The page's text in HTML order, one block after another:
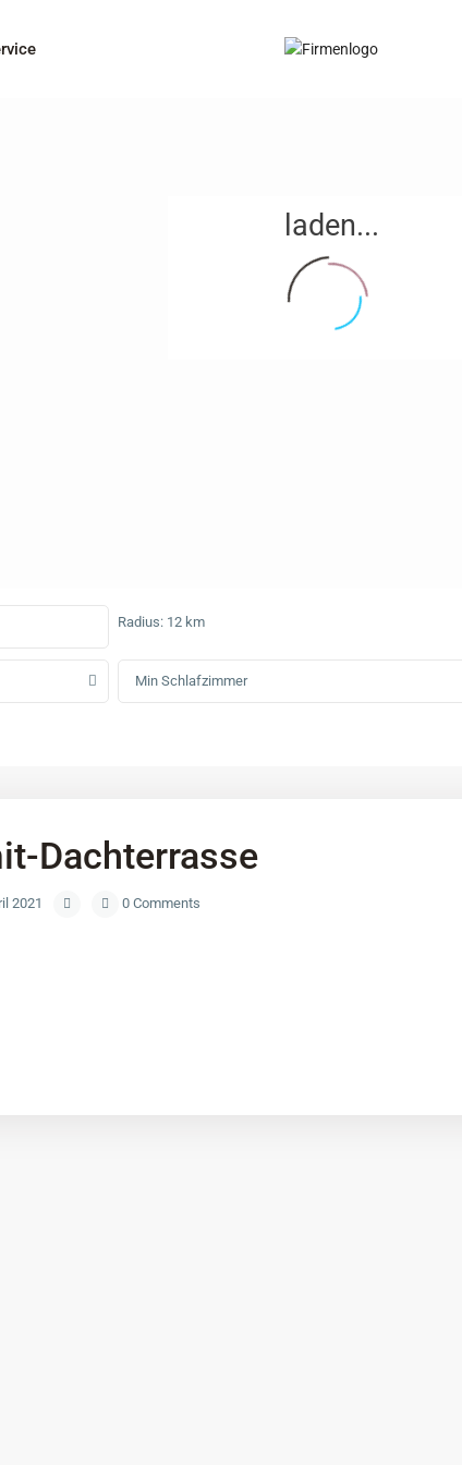
laden...
Radius: 12 km
Min Schlafzimmer
Dachterrasse
2021 0 Comments